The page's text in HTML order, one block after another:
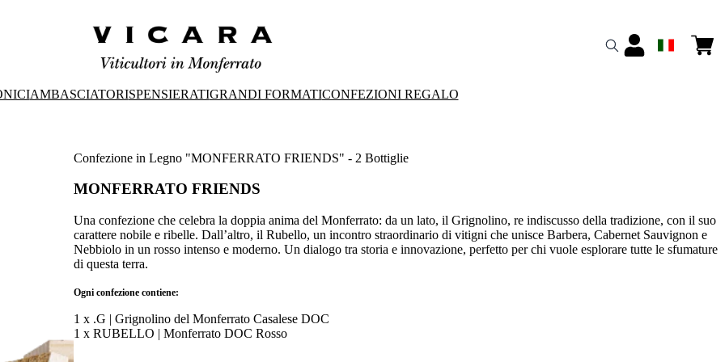
AMBASCIATORISPENSIERATIGRANDI FORMATICONFEZIONI REGALO
Confezione in Legno "MONFERRATO FRIENDS" - 2 Bottiglie
MONFERRATO FRIENDS
Una confezione che celebra la doppia anima del Monferrato: da un lato, il Grignolino, re indiscusso della tradizione, con il suo
carattere nobile e ribelle. Dall’altro, il Rubello, un incontro straordinario di vitigni che unisce Barbera, Cabernet Sauvignon e
Nebbiolo in un rosso intenso e moderno. Un dialogo tra storia e innovazione, perfetto per chi vuole esplorare tutte le sfumature
di questa terra.
Ogni confezione contiene:
1 x .G | Grignolino del Monferrato Casalese DOC
1 x RUBELLO | Monferrato DOC Rosso